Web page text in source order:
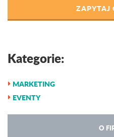
ZAPYTAJ
Kategorie:
MARKETING
EVENTY
O